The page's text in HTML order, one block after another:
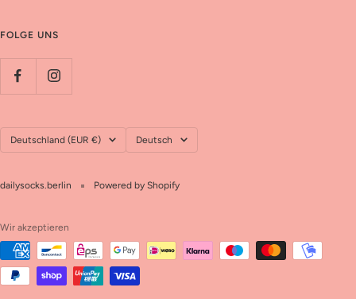
FOLGE UNS
Land/Region
Deutschland (EUR €) Sprache
Deutsch
dailysocks.berlin Powered by Shopify
Wir akzeptieren